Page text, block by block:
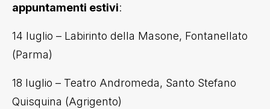
appuntamenti estivi:
14 luglio – Labirinto della Masone, Fontanellato
(Parma)
18 luglio – Teatro Andromeda, Santo Stefano
Quisquina (Agrigento)